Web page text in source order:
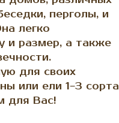
перголы, и
легко
и размер, а также
для своих
или ели 1−3 сорта
для Вас!